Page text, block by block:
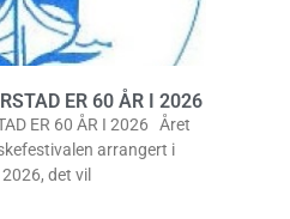
ER 60 ÅR I 2026
ER 60 ÅR I 2026 Året
arrangert i
det vil